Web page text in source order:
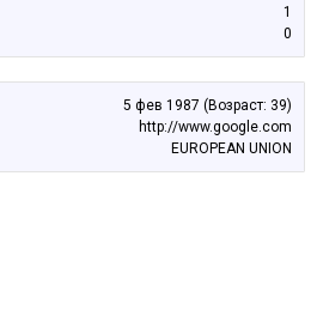
1
0
5 фев 1987 (Возраст: 39)
http://www.google.com
EUROPEAN UNION